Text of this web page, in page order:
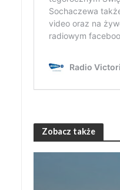
Zobacz także